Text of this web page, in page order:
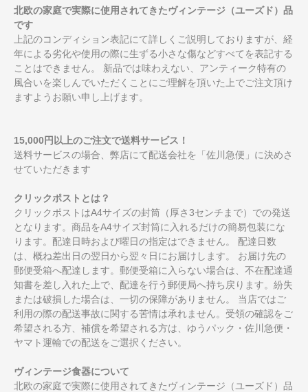
北欧の家庭で実際に使用されてきたヴィンテージ（ユーズド）品
です
上記のコンディション表記にて詳しくご説明しておりますが、経
年による劣化や使用の際に生ずる小さな傷などすべてを表記する
ことはできません。 新品では味わえない、アンティーク特有の
風合いを楽しんでいただくことにご理解を頂いた上でご注文頂け
ますようお願い申し上げます。
15,000円以上のご注文で送料サービス！
送料サービスの場合、弊店にて配送会社を「佐川急便」に決めさ
せていただきます
クリックポストとは？
クリックポストはA4サイズの封筒（厚さ3センチまで）での発送
となります。商品をA4サイズ封筒に入れるだけの簡易包装にな
ります。配達日時および曜日の指定はできません。 配達日数
は、概ね差出日の翌日から翌々日にお届けします。 お届け先の
郵便受箱へ配達します。郵便受箱に入らない場合は、不在配達通
知書を差し入れた上で、配達を行う郵便局へ持ち戻ります。紛失
または破損した場合は、一切の保障がありません。 当店ではご
利用の際の配送事故に関する苦情は承れません。受領の確認をご
希望される方、補償を希望される方は、ゆうパック・佐川急便・
ヤマト運輸での配送をご選択ください。
ヴィンテージ食器について
北欧の家庭で実際に使用されてきたヴィンテージ（ユーズド）品